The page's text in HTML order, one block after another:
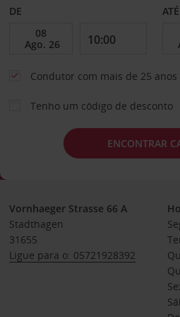
DE ATÉ
Condutor com mais de 25 anos
Tenho um código de desconto
ENCONTRAR
Vornhaeger Strasse 66 A
Stadthagen
31655
Ligue para o: 05721928392